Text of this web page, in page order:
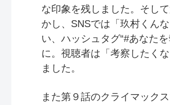
な印象を残しました。そし
かし、SNSでは「玖村くん
い、ハッシュタグ“#あなた
に。視聴者は「考察したく
ました。
また第９話のクライマック